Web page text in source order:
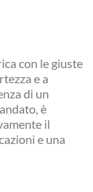
con le giuste
e a
di un
è
il
e una